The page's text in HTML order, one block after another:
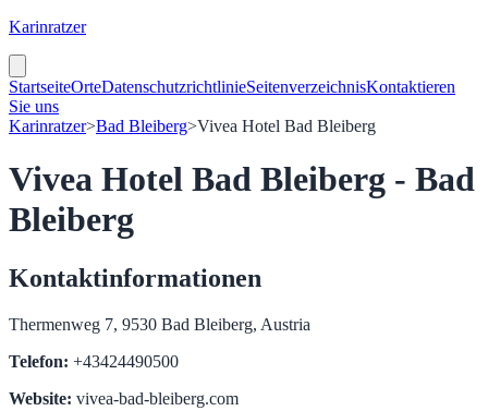
Karinratzer
StartseiteOrteDatenschutzrichtlinieSeitenverzeichnisKontaktieren
Sie uns
Karinratzer>Bad Bleiberg>Vivea Hotel Bad Bleiberg
Vivea Hotel Bad Bleiberg - Bad
Bleiberg
Kontaktinformationen
Thermenweg 7, 9530 Bad Bleiberg, Austria
Telefon: +43424490500
Website: vivea-bad-bleiberg.com